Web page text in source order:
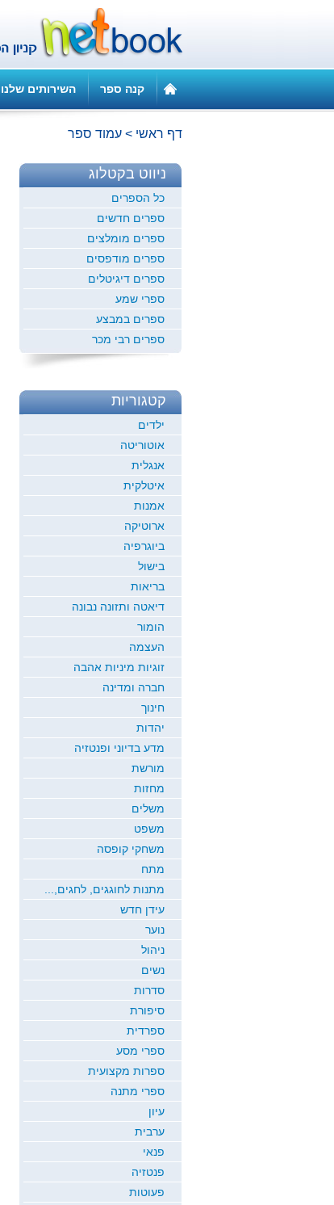
קנה ספר השירותים שלנו
דף ראשי > עמוד ספר
רמי ארז
ירח זורח
ניווט בקטלוג
כל הספרים
ספרים חדשים
ספרים מומלצים
ספרים מודפסים
ספרים דיגיטלים
ספרי שמע
ספרים במבצע
ספרים רבי מכר
קטגוריות
ילדים
אוטוריטה
אנגלית
איטלקית
אמנות
ארוטיקה
ביוגרפיה
בישול
בריאות
דיאטה ותזונה נבונה
הומור
העצמה
זוגיות מיניות אהבה
חברה ומדינה
חינוך
יהדות
מדע בדיוני ופנטזיה
מורשת
מחזות
משלים
משפט
משחקי קופסה
מתח
מתנות לחוגגים, לחגים,...
עידן חדש
נוער
ניהול
נשים
סדרות
סיפורת
ספרדית
ספרי מסע
ספרות מקצועית
ספרי מתנה
עיון
ערבית
פנאי
פנטזיה
פעוטות